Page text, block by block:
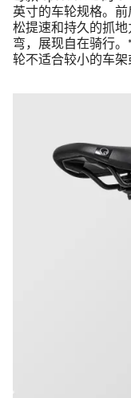
英寸的车轮规格。
松提速和持久的抓
弯，展现自在骑行
轮不适合较小的车架